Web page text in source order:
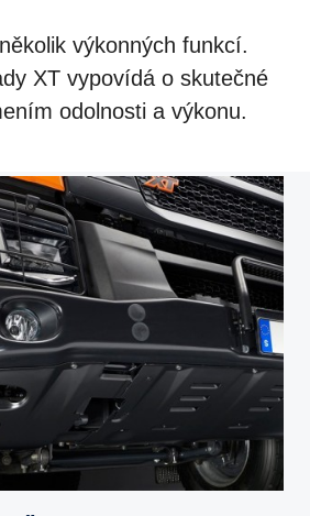
výkonných funkcí.
XT vypovídá o skutečné
odolnosti a výkonu.